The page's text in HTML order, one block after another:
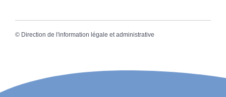
© Direction de l'information légale et administrative